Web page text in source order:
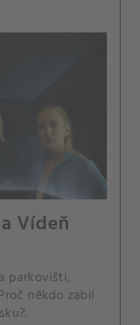
Vídeň
parkovišti,
někdo zabil